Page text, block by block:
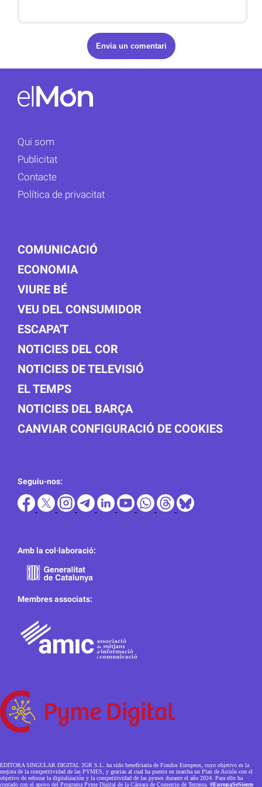
Qui som
Publicitat
Contacte
Política de privacitat
COMUNICACIÓ
ECONOMIA
VIURE BÉ
VEU DEL CONSUMIDOR
ESCAPA'T
NOTICIES DEL COR
NOTICIES DE TELEVISIÓ
EL TEMPS
NOTICIES DEL BARÇA
CANVIAR CONFIGURACIÓ DE COOKIES
Seguiu-nos:
Amb la col·laboració:
Membres associats:
EDITORA SINGULAR DIGITAL 2GR S.L. ha sido beneficiaria de Fondos Europeos, cuyo objetivo es la
mejora de la competitividad de las PYMES, y gracias al cual ha puesto en marcha un Plan de Acción con el
objetivo de reforzar la digitalización y la competitividad de las pymes durante el año 2024. Para ello ha
contado con el apoyo del Programa Pyme Digital de la Cámara de Comercio de Terrassa. #EuropaSeSiente